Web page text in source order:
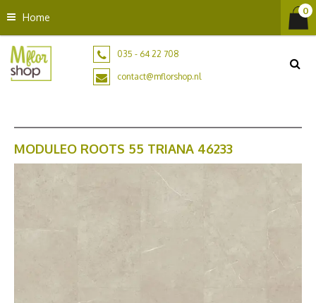
n
Home
035 - 64 22 708
contact@mflorshop.nl
MODULEO ROOTS 55 TRIANA 46233